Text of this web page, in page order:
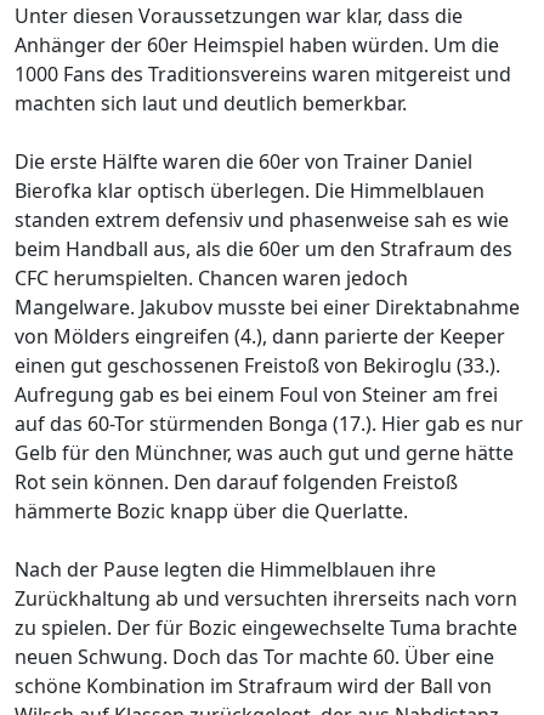
Unter diesen Voraussetzungen war klar, dass die
Anhänger der 60er Heimspiel haben würden. Um die
1000 Fans des Traditionsvereins waren mitgereist und
machten sich laut und deutlich bemerkbar.
Die erste Hälfte waren die 60er von Trainer Daniel
Bierofka klar optisch überlegen. Die Himmelblauen
standen extrem defensiv und phasenweise sah es wie
beim Handball aus, als die 60er um den Strafraum des
CFC herumspielten. Chancen waren jedoch
Mangelware. Jakubov musste bei einer Direktabnahme
von Mölders eingreifen (4.), dann parierte der Keeper
einen gut geschossenen Freistoß von Bekiroglu (33.).
Aufregung gab es bei einem Foul von Steiner am frei
auf das 60-Tor stürmenden Bonga (17.). Hier gab es nur
Gelb für den Münchner, was auch gut und gerne hätte
Rot sein können. Den darauf folgenden Freistoß
hämmerte Bozic knapp über die Querlatte.
Nach der Pause legten die Himmelblauen ihre
Zurückhaltung ab und versuchten ihrerseits nach vorn
zu spielen. Der für Bozic eingewechselte Tuma brachte
neuen Schwung. Doch das Tor machte 60. Über eine
schöne Kombination im Strafraum wird der Ball von